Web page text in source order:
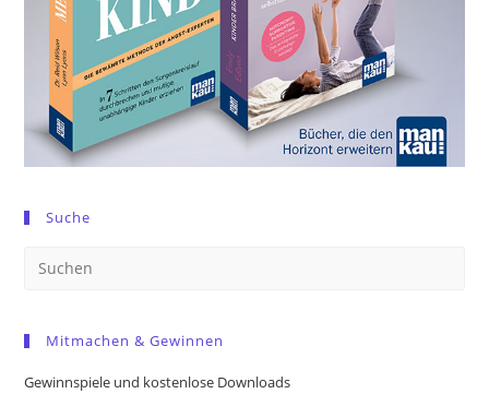
Suche
Mitmachen & Gewinnen
Gewinnspiele und kostenlose Downloads